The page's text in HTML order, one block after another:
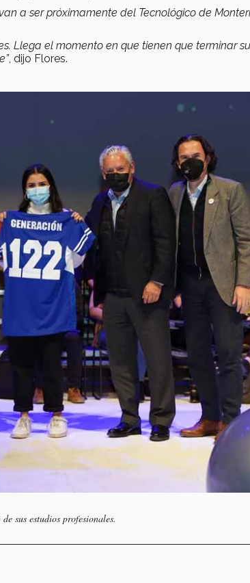
a ser próximamente del Tecnológico de
Llega el momento en que tienen que terminar
, dijo Flores.
sus estudios profesionales.